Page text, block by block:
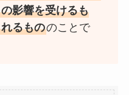
影響を受けるも
るもののことで